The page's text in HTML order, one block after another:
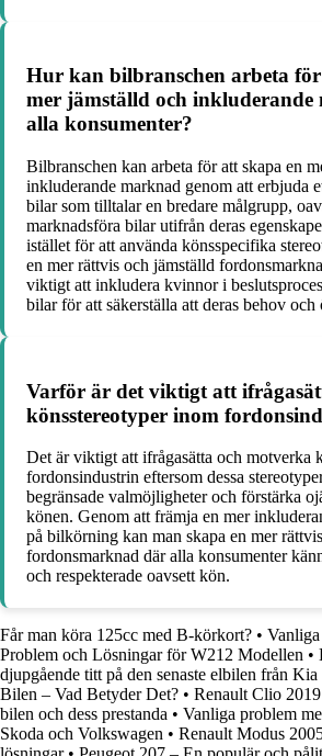
Hur kan bilbranschen arbeta
mer jämställd och
alla konsumenter?
Bilbranschen kan arbeta för att skapa en
inkluderande marknad genom att erbjuda
bilar som tilltalar en bredare målgrupp,
marknadsföra bilar utifrån deras
istället för att använda könsspecifika
en mer rättvis och jämställd
viktigt att inkludera kvinnor i
bilar för att säkerställa att deras behov och
Varför är det viktigt att
könsstereotyper inom
Det är viktigt att ifrågasätta och motverka
fordonsindustrin eftersom dessa
begränsade valmöjligheter och förstärka
könen. Genom att främja en mer
på bilkörning kan man skapa en mer
fordonsmarknad där alla konsumenter
och respekterade oavsett kön.
Får man köra 125cc med B-körkort? •
Problem och Lösningar för W212 Modellen •
djupgående titt på den senaste elbilen från Kia
Bilen – Vad Betyder Det? • Renault Clio
bilen och dess prestanda • Vanliga problem
Skoda och Volkswagen • Renault Modus